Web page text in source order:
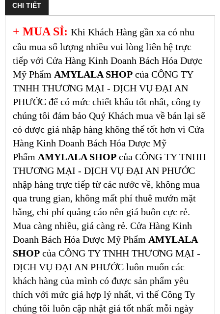
CHI TIẾT
+ MUA SỈ: Khi Khách Hàng gần xa có nhu
cầu mua số lượng nhiều vui lòng liên hệ trực
tiếp với Cửa Hàng Kinh Doanh Bách Hóa Dược
Mỹ Phẩm AMYLALA SHOP của CÔNG TY
TNHH THƯƠNG MẠI - DỊCH VỤ ĐẠI AN
PHƯỚC để có mức chiết khấu tốt nhất, công ty
chúng tôi đảm bảo Quý Khách mua về bán lại sẽ
có được giá nhập hàng không thể tốt hơn vì Cửa
Hàng Kinh Doanh Bách Hóa Dược Mỹ
Phẩm AMYLALA SHOP của CÔNG TY TNHH
THƯƠNG MẠI - DỊCH VỤ ĐẠI AN PHƯỚC
nhập hàng trực tiếp từ các nước về, không mua
qua trung gian, không mất phí thuê mướn mặt
bằng, chi phí quảng cáo nên giá buôn cực rẻ.
Mua càng nhiều, giá càng rẻ. Cửa Hàng Kinh
Doanh Bách Hóa Dược Mỹ Phẩm AMYLALA
SHOP của CÔNG TY TNHH THƯƠNG MẠI -
DỊCH VỤ ĐẠI AN PHƯỚC luôn muốn các
khách hàng của mình có được sản phẩm yêu
thích với mức giá hợp lý nhất, vì thế Công Ty
chúng tôi luôn cập nhật giá tốt nhất mỗi ngày